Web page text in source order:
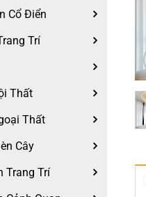
Cổ Điển
Trí
Thất
Thất
Cây
Trang Trí